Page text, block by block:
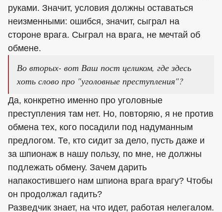
руками. Значит, условия должны оставаться
неизменными: ошибся, значит, сыграл на
стороне врага. Сыграл на врага, не мечтай об
обмене.
Во вторых- вот Ваш пост целиком, где здесь
хоть слово про "уголовные преступления"?
Да, конкретно именно про уголовные
преступления там нет. Но, повторяю, я не против
обмена тех, кого посадили под надуманным
предлогом. Те, кто сидит за дело, пусть даже и
за шпионаж в нашу пользу, по мне, не должны
подлежать обмену. Зачем дарить
напакостившего нам шпиона врага врагу? Чтобы
он продолжал гадить?
Разведчик знает, на что идет, работая нелегалом.